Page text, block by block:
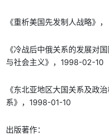
《重析美国先发制人战略》
《冷战后中俄关系的发展对
与社会主义》，1998-02-10
《东北亚地区大国关系及政
系》，1998-01-10
出版著作：